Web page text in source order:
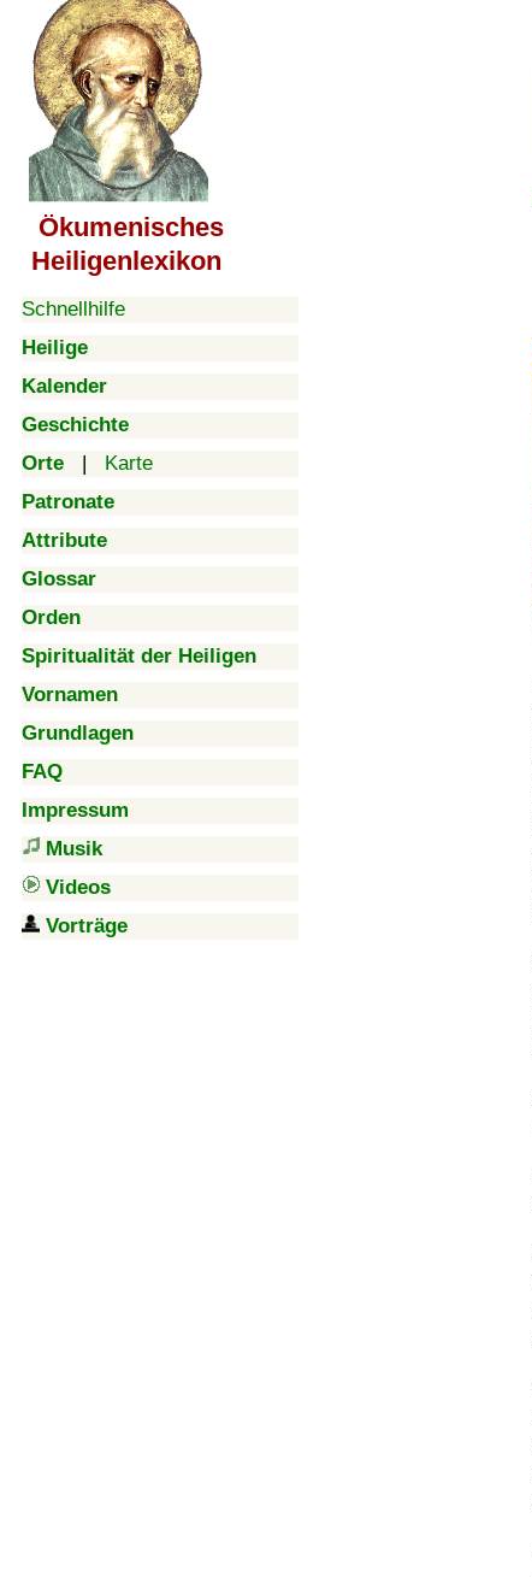
Ökumenisches
Heiligenlexikon
Schnellhilfe
Heilige
Kalender
Geschichte
Orte | Karte
Patronate
Attribute
Glossar
Orden
Spiritualität der Heiligen
Vornamen
Grundlagen
FAQ
Impressum
Musik
Videos
Vorträge